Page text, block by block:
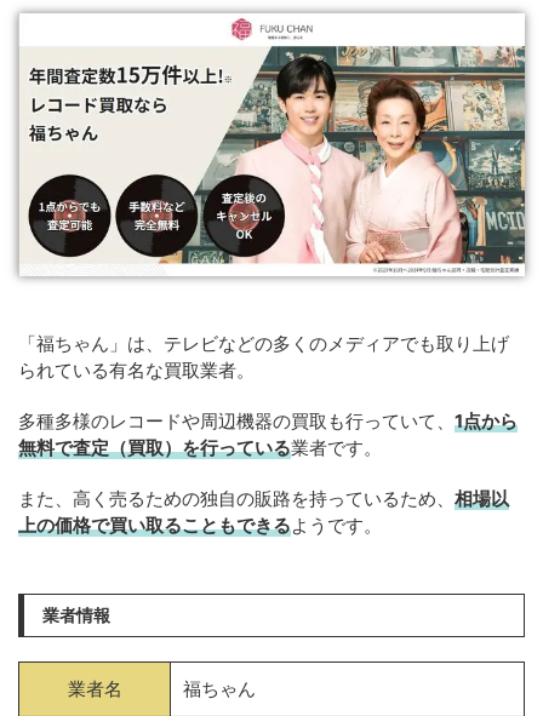
「福ちゃん」は、テレビなどの多くのメディアでも取り上げ
られている有名な買取業者。
多種多様のレコードや周辺機器の買取も行っていて、 1点から
無料で査定（買取）を行っている業者です。
また、高く売るための独自の販路を持っているため、 相場以
上の価格で買い取ることもできるようです。
業者情報
業者名 福ちゃん